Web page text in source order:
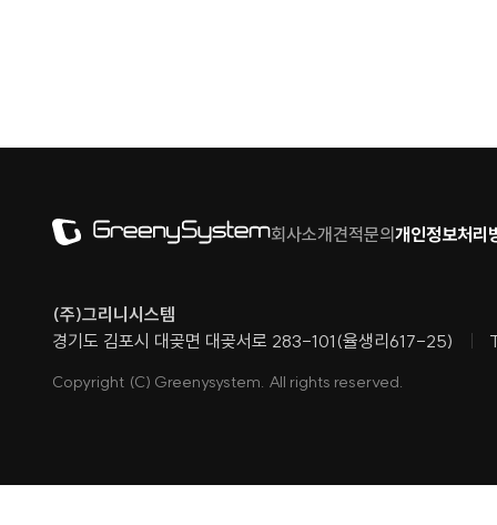
회사소개 견적문의 개인정보처리
(주)그리니시스템
경기도 김포시 대곶면 대곶서로 283-101(율생리617-25)
Copyright (C) Greenysystem. All rights reserved.